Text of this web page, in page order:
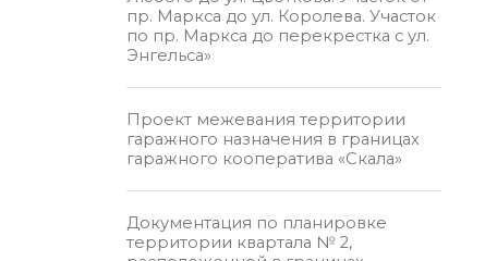
пр. Маркса до ул. Королева. Участок
по пр. Маркса до перекрестка с ул.
Энгельса»
Проект межевания территории
гаражного назначения в границах
гаражного кооператива «Скала»
Документация по планировке
территории квартала № 2,